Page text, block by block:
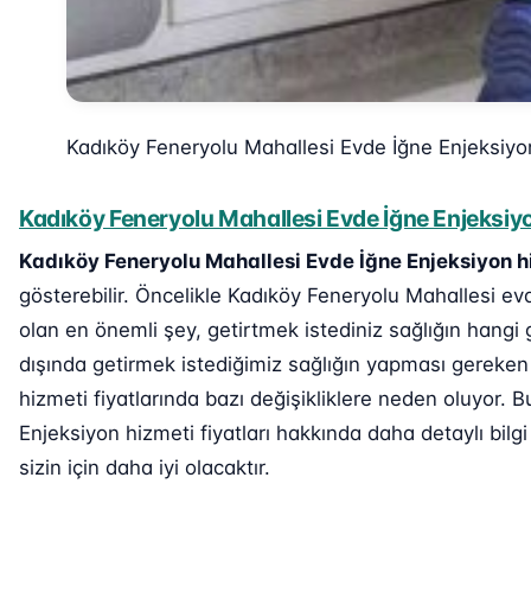
Kadıköy Feneryolu Mahallesi Evde İğne
Kadıköy Feneryolu Mahallesi Evde İğne
Kadıköy Feneryolu Mahallesi Evde İğne Enjeksiyon
gösterebilir. Öncelikle Kadıköy Feneryolu Mahallesi
olan en önemli şey, getirtmek istediniz sağlığın
dışında getirmek istediğimiz sağlığın yapması
hizmeti fiyatlarında bazı değişikliklere neden oluyor.
Enjeksiyon hizmeti fiyatları hakkında daha detaylı
sizin için daha iyi olacaktır.